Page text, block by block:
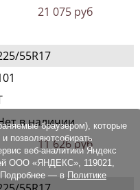
21 075 руб
55R17
в наличии
11 626 руб
браузером), которые
позволяютсобирать
веб-аналитики Яндекс
ООО «ЯНДЕКС», 119021,
Подробнее — в Политике